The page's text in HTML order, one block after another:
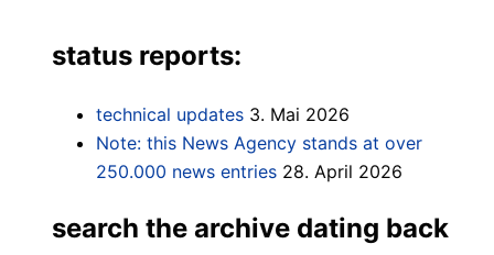
status reports:
technical updates 3. Mai 2026
Note: this News Agency stands at over
250.000 news entries 28. April 2026
search the archive dating back